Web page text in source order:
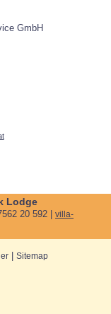
GmbH
Lodge
20 592 |villa-
| Sitemap